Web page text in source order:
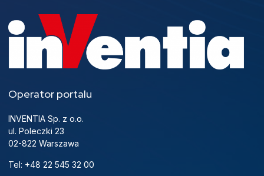
Operator portalu
INVENTIA Sp. z o.o.
ul. Poleczki 23
02-822 Warszawa
Tel: +48 22 545 32 00